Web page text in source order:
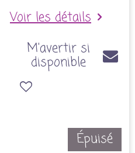
Voir les détails
M'avertir si
disponible
Épuisé